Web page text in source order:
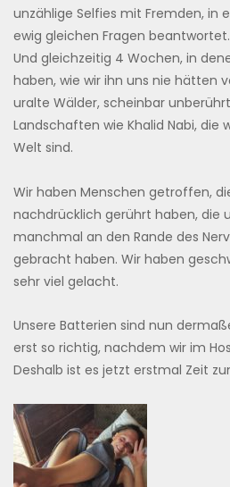
unzählige Selfies mit Fremden, in
ewig gleichen Fragen beantwortet.
Und gleichzeitig 4 Wochen, in
haben, wie wir ihn uns nie hätten
uralte Wälder, scheinbar
Landschaften wie Khalid Nabi, die
Welt sind.
Wir haben Menschen getroffen,
nachdrücklich gerührt haben, die
manchmal an den Rande des
gebracht haben. Wir haben
sehr viel gelacht.
Unsere Batterien sind nun
erst so richtig, nachdem wir im
Deshalb ist es jetzt erstmal Zeit